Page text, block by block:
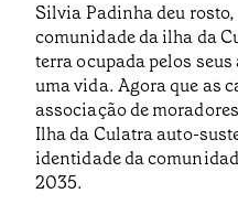
Silvia Padinha deu
comunidade da ilha da
terra ocupada pelos
uma vida. Agora que as
associação de
Ilha da Culatra auto-
identidade da
2035.